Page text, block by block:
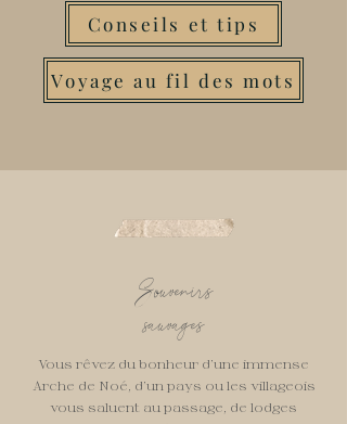
Conseils et tips
Voyage au fil des mots
Souvenirs
sauvages
Vous rêvez du bonheur d’une immense
Arche de Noé, d’un pays ou les villageois
vous saluent au passage, de lodges